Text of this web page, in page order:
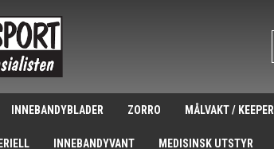
INNEBANDYBLADER ZORRO MÅLVAKT / KEEPER
INNEBANDYVANT MEDISINSK UTSTYR